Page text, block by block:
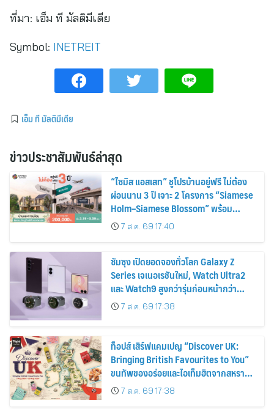
ที่มา: เอ็ม ที มัลติมีเดีย
Symbol: INETREIT
เอ็ม ที มัลติมีเดีย
ข่าวประชาสัมพันธ์ล่าสุด
“ไซมิส แอสเสท” ชูโปรบ้านอยู่ฟรี ไม่ต้อง
ผ่อนนาน 3 ปี เจาะ 2 โครงการ “Siamese
Holm–Siamese Blossom” พร้อม
ส่วนลดและสิทธิพิเศษถึง 31 สิงหาคม
2569
7 ส.ค. 69 17:40
ซัมซุง เปิดยอดจองทั่วโลก Galaxy Z
Series เจเนอเรชันใหม่, Watch Ultra2
และ Watch9 สูงกว่ารุ่นก่อนหน้ากว่า
30%7 ส.ค. 69 17:38
ท็อปส์ เสิร์ฟแคมเปญ “Discover UK:
Bringing British Favourites to You”
ขนทัพของอร่อยและไอเท็มฮิตจากสหราช
อาณาจักร ส่งตรงถึงมือตั้งแต่วันนี้ – 18
สิงหาคมนี้
7 ส.ค. 69 17:38